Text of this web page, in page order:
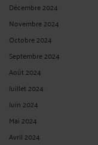
Décembre 2024
Novembre 2024
Octobre 2024
Septembre 2024
Août 2024
Juillet 2024
Juin 2024
Mai 2024
Avril 2024